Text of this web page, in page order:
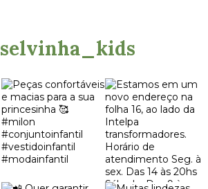
selvinha_kids